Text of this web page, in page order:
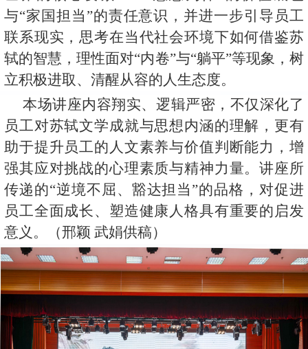
与“家国担当”的责任意识，并进一步引导员工
联系现实，思考在当代社会环境下如何借鉴苏
轼的智慧，理性面对“内卷”与“躺平”等现象，树
立积极进取、清醒从容的人生态度。
本场讲座内容翔实、逻辑严密，不仅深化了
员工对苏轼文学成就与思想内涵的理解，更有
助于提升员工的人文素养与价值判断能力，增
强其应对挑战的心理素质与精神力量。讲座所
传递的“逆境不屈、豁达担当”的品格，对促进
员工全面成长、塑造健康人格具有重要的启发
意义。（邢颖 武娟供稿）